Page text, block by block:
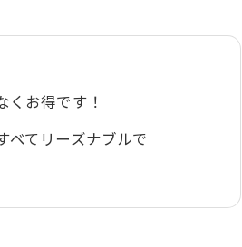
お得です！
てリーズナブルで